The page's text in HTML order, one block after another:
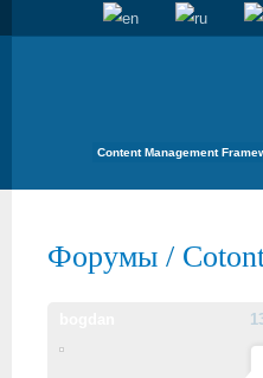
Content Management
Форумы /